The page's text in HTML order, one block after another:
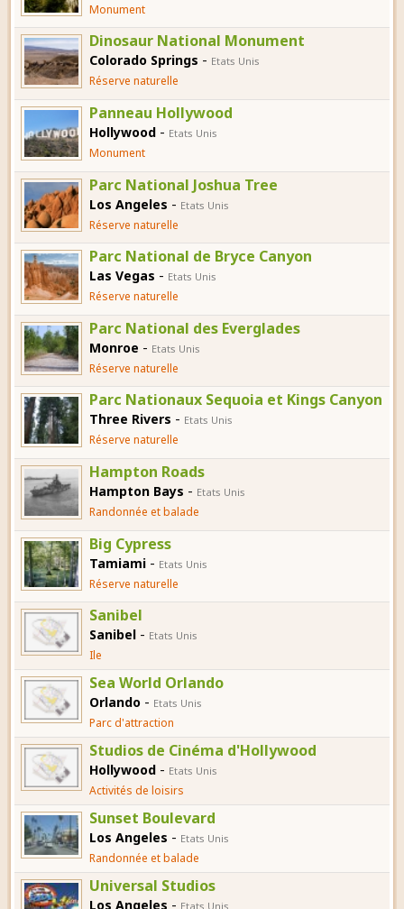
Monument
Dinosaur National Monument
Colorado Springs - Etats Unis
Réserve naturelle
Panneau Hollywood
Hollywood - Etats Unis
Monument
Parc National Joshua Tree
Los Angeles - Etats Unis
Réserve naturelle
Parc National de Bryce Canyon
Las Vegas - Etats Unis
Réserve naturelle
Parc National des Everglades
Monroe - Etats Unis
Réserve naturelle
Parc Nationaux Sequoia et Kings Canyon
Three Rivers - Etats Unis
Réserve naturelle
Hampton Roads
Hampton Bays - Etats Unis
Randonnée et balade
Big Cypress
Tamiami - Etats Unis
Réserve naturelle
Sanibel
Sanibel - Etats Unis
Ile
Sea World Orlando
Orlando - Etats Unis
Parc d'attraction
Studios de Cinéma d'Hollywood
Hollywood - Etats Unis
Activités de loisirs
Sunset Boulevard
Los Angeles - Etats Unis
Randonnée et balade
Universal Studios
Los Angeles - Etats Unis